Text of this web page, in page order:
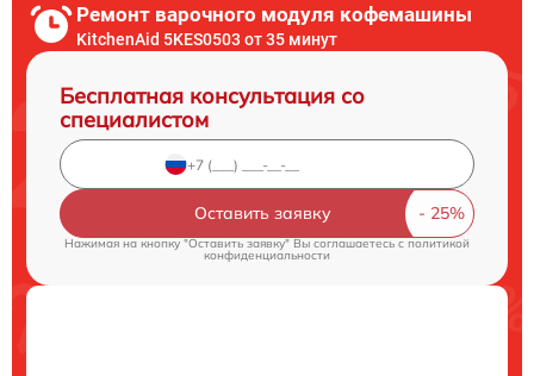
Ремонт варочного модуля кофемашины
KitchenAid 5KES0503 от 35 минут
Бесплатная консультация со
специалистом
Оставить заявку
Нажимая на кнопку "Оставить заявку" Вы соглашаетесь cполитикой
конфиденциальности